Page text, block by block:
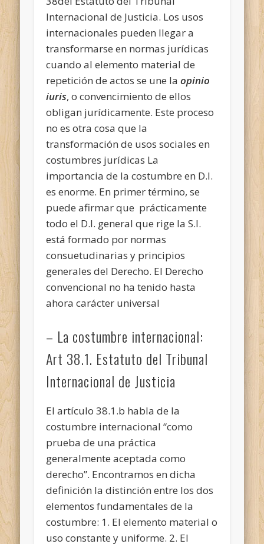
Internacional de Justicia. Los usos
internacionales pueden llegar a
transformarse en normas jurídicas
cuando al elemento material de
repetición de actos se une laopinio
iuris, o convencimiento de ellos
obligan jurídicamente. Este proceso
no esotra cosa que la
transformación de usos sociales en
costumbres jurídicas La
importancia de la costumbre en D.I.
es enorme. En primer término, se
puede afirmar que prácticamente
todo el D.I. general que rige la S.I.
está formado por normas
consuetudinarias y principios
generales del Derecho. El Derecho
convencional no ha tenido hasta
ahora carácter universal
– La costumbre internacional:
Art 38.1. Estatuto del Tribunal
Internacional de Justicia
El artículo 38.1.b habla de la
costumbre internacional “como
prueba de una práctica
generalmente aceptada como
derecho”. Encontramos en dicha
definición la distinción entre los dos
elementos fundamentales de la
costumbre: 1. El elemento material o
uso constante y uniforme. 2. El